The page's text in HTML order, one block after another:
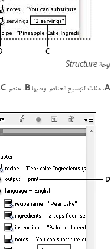
لوحة Structure
A. مثلث لتوسيع العناصر وطيهاB. عنصرC.